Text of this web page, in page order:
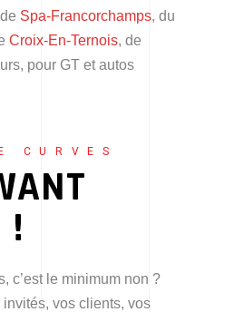
Spa-Francorchamps, du
Croix-En-Ternois, de
pour GT et autos
CURVES
!
c’est le minimum non ?
invités, vos clients, vos